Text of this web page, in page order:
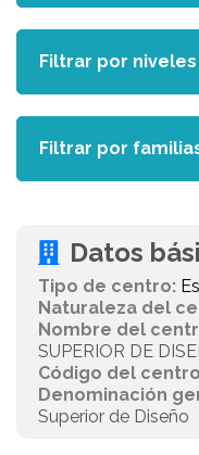
Datos
Tipo de centro:
Naturaleza del
Nombre del
SUPERIOR DE
Código del
Denominación
Superior de Diseño
Filtrar por
Filtrar por